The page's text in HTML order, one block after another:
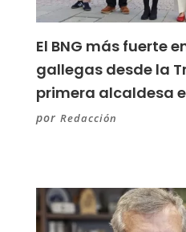
El BNG más fuerte
gallegas desde la
primera alcaldesa
por Redacción